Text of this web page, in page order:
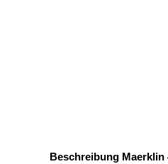
Beschreibung Maerklin